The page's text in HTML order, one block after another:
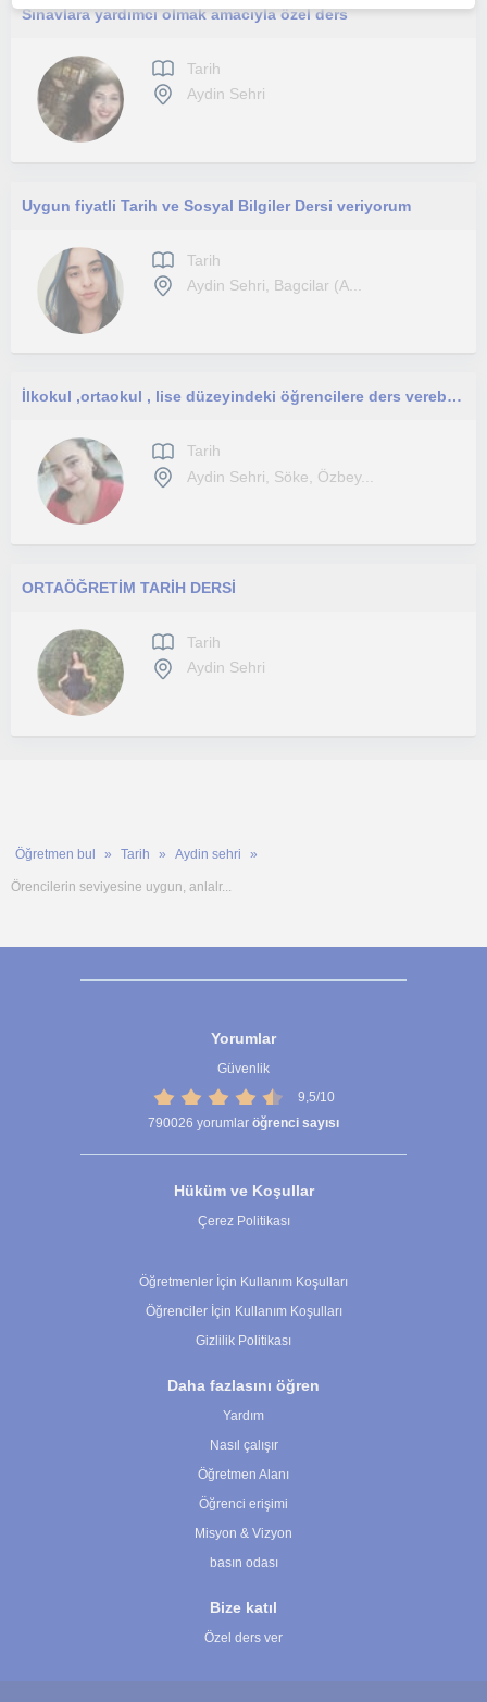
Sınavlara yardımcı olmak amacıyla özel ders
Tarih
Aydin Sehri
Uygun fiyatli Tarih ve Sosyal Bilgiler Dersi veriyorum
Tarih
Aydin Sehri, Bagcilar (A...
İlkokul ,ortaokul , lise düzeyindeki öğrencilere ders verebilirim
Tarih
Aydin Sehri, Söke, Özbey...
ORTAÖĞRETİM TARİH DERSİ
Tarih
Aydin Sehri
Öğretmen bul Tarih Aydin sehri
Örencilerin seviyesine uygun, anlalr...
Yorumlar
Güvenlik
9,5/10
790026 yorumlar öğrenci sayısı
Hüküm ve Koşullar
Çerez Politikası
Öğretmenler İçin Kullanım Koşulları
Öğrenciler İçin Kullanım Koşulları
Gizlilik Politikası
Daha fazlasını öğren
Yardım
Nasıl çalışır
Öğretmen Alanı
Öğrenci erişimi
Misyon & Vizyon
basın odası
Bize katıl
Özel ders ver